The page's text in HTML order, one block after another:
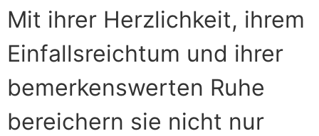
Mit ihrer Herzlichkeit, ihrem
Einfallsreichtum und ihrer
bemerkenswerten Ruhe
bereichern sie nicht nur